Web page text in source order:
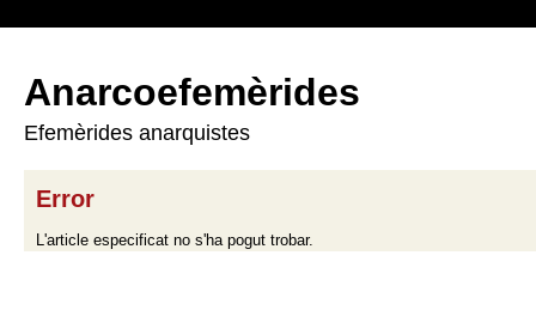
Anarcoefemèrides
Efemèrides anarquistes
Error
L'article especificat no s'ha pogut trobar.